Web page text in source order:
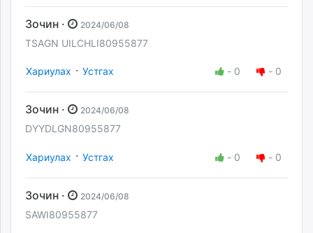
Зочин · 2024/06/08
TSAGN UILCHLI80955877
Хариулах · Устгах - 0 - 0
Зочин · 2024/06/08
DYYDLGN80955877
Хариулах · Устгах - 0 - 0
Зочин · 2024/06/08
SAWI80955877